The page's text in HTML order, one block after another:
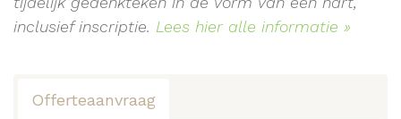
inclusief inscriptie. Lees hier alle informatie »
Offerteaanvraag